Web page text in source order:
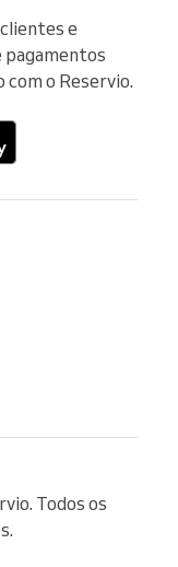
e
com o Reservio.
Todos os